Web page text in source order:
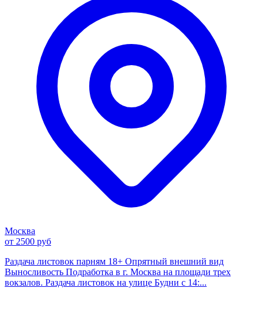
Москва
от 2500 руб
Раздача листовок парням 18+ Опрятный внешний вид
Выносливость Подработка в г. Москва на площади трех
вокзалов. Раздача листовок на улице Будни с 14:...